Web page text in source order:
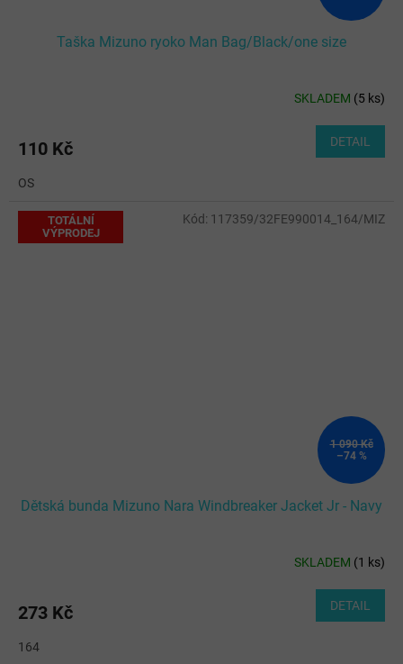
Taška Mizuno ryoko Man Bag/Black/one size
SKLADEM (5 ks)
110 Kč DETAIL
OS
TOTÁLNÍ
VÝPRODEJ
1 090 Kč
–74 %
Dětská bunda Mizuno Nara Windbreaker Jacket Jr - Navy
SKLADEM (1 ks)
273 Kč DETAIL
164
Kód: 117359/32FE990014_164/MIZ